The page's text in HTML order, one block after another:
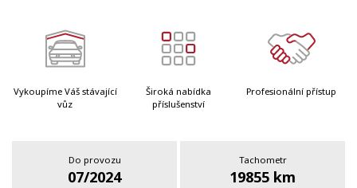
Vykoupíme Váš stávající
vůz
Široká nabídka
příslušenství
Profesionální přístup
Do provozu
07/2024
Tachometr
19855 km